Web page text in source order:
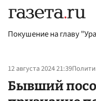
Покушение на главу
12 августа 2024 21:39
Бывший